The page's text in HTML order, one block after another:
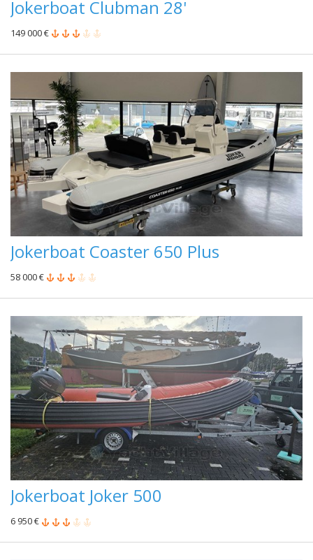
Jokerboat Clubman 28'
149 000 €
Jokerboat Coaster 650 Plus
58 000 €
Jokerboat Joker 500
6 950 €